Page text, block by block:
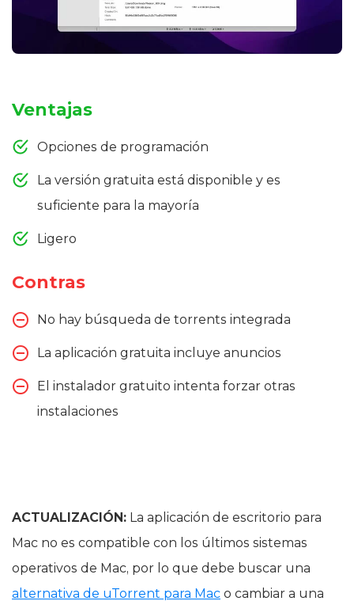
Ventajas
Opciones de programación
La versión gratuita está disponible y es
suficiente para la mayoría
Ligero
Contras
No hay búsqueda de torrents integrada
La aplicación gratuita incluye anuncios
El instalador gratuito intenta forzar otras
instalaciones
ACTUALIZACIÓN: La aplicación de escritorio para
Mac no es compatible con los últimos sistemas
operativos de Mac, por lo que debe buscar una
alternativa de uTorrent para Mac o cambiar a una